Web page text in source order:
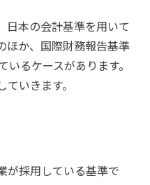
日本の会計基準を用いて
ほか、国際財務報告基準
いるケースがあります。
いきます。
が採用している基準で